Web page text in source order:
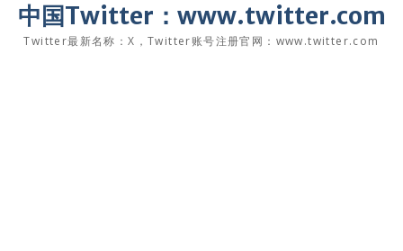
中国Twitter：www.twitter.com
Twitter最新名称：X，Twitter账号注册官网：www.twitter.com